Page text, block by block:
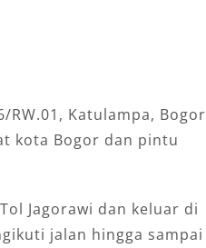
RW.01, Katulampa, Bogor
kota Bogor dan pintu
Jagorawi dan keluar di
jalan hingga sampai